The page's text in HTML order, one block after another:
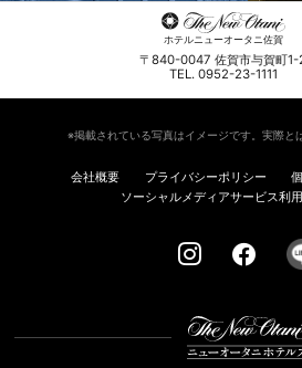
ホテルニューオータニ佐賀
〒840-0047 佐賀市与賀町1-
TEL. 0952-23-1111
※掲載されている写真はイメージです。実際と
会社概要 プライバシーポリシー
ソーシャルメディアサービス利